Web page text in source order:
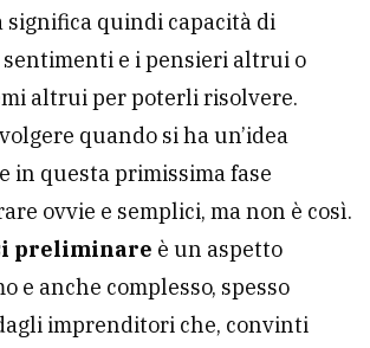
significa quindi capacità di
e i pensieri altrui o
altrui per poterli risolvere.
quando si ha un’idea
in questa primissima fase
ovvie e semplici, ma non è così.
preliminare è un aspetto
e anche complesso, spesso
imprenditori che, convinti